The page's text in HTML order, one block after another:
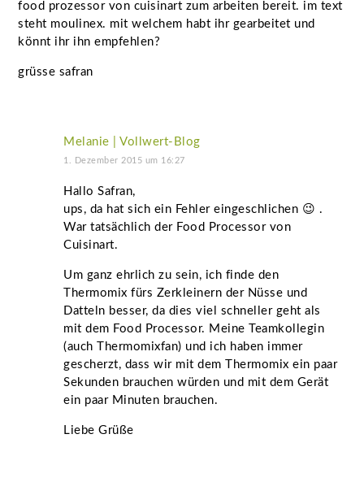
food prozessor von cuisinart zum arbeiten bereit. im text
steht moulinex. mit welchem habt ihr gearbeitet und
könnt ihr ihn empfehlen?
grüsse safran
Melanie | Vollwert-Blog
1. Dezember 2015 um 16:27
Hallo Safran,
ups, da hat sich ein Fehler eingeschlichen 😉 .
War tatsächlich der Food Processor von
Cuisinart.
Um ganz ehrlich zu sein, ich finde den
Thermomix fürs Zerkleinern der Nüsse und
Datteln besser, da dies viel schneller geht als
mit dem Food Processor. Meine Teamkollegin
(auch Thermomixfan) und ich haben immer
gescherzt, dass wir mit dem Thermomix ein paar
Sekunden brauchen würden und mit dem Gerät
ein paar Minuten brauchen.
Liebe Grüße